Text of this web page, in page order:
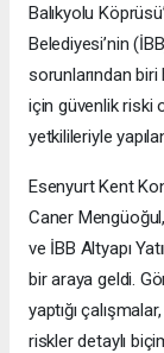
Balıkyolu
Belediyesi’nin
sorunlarından
için güvenlik riski
yetkilileriyle
Esenyurt Kent
Caner
ve İBB Altyapı
bir araya geldi.
yaptığı
riskler detaylı